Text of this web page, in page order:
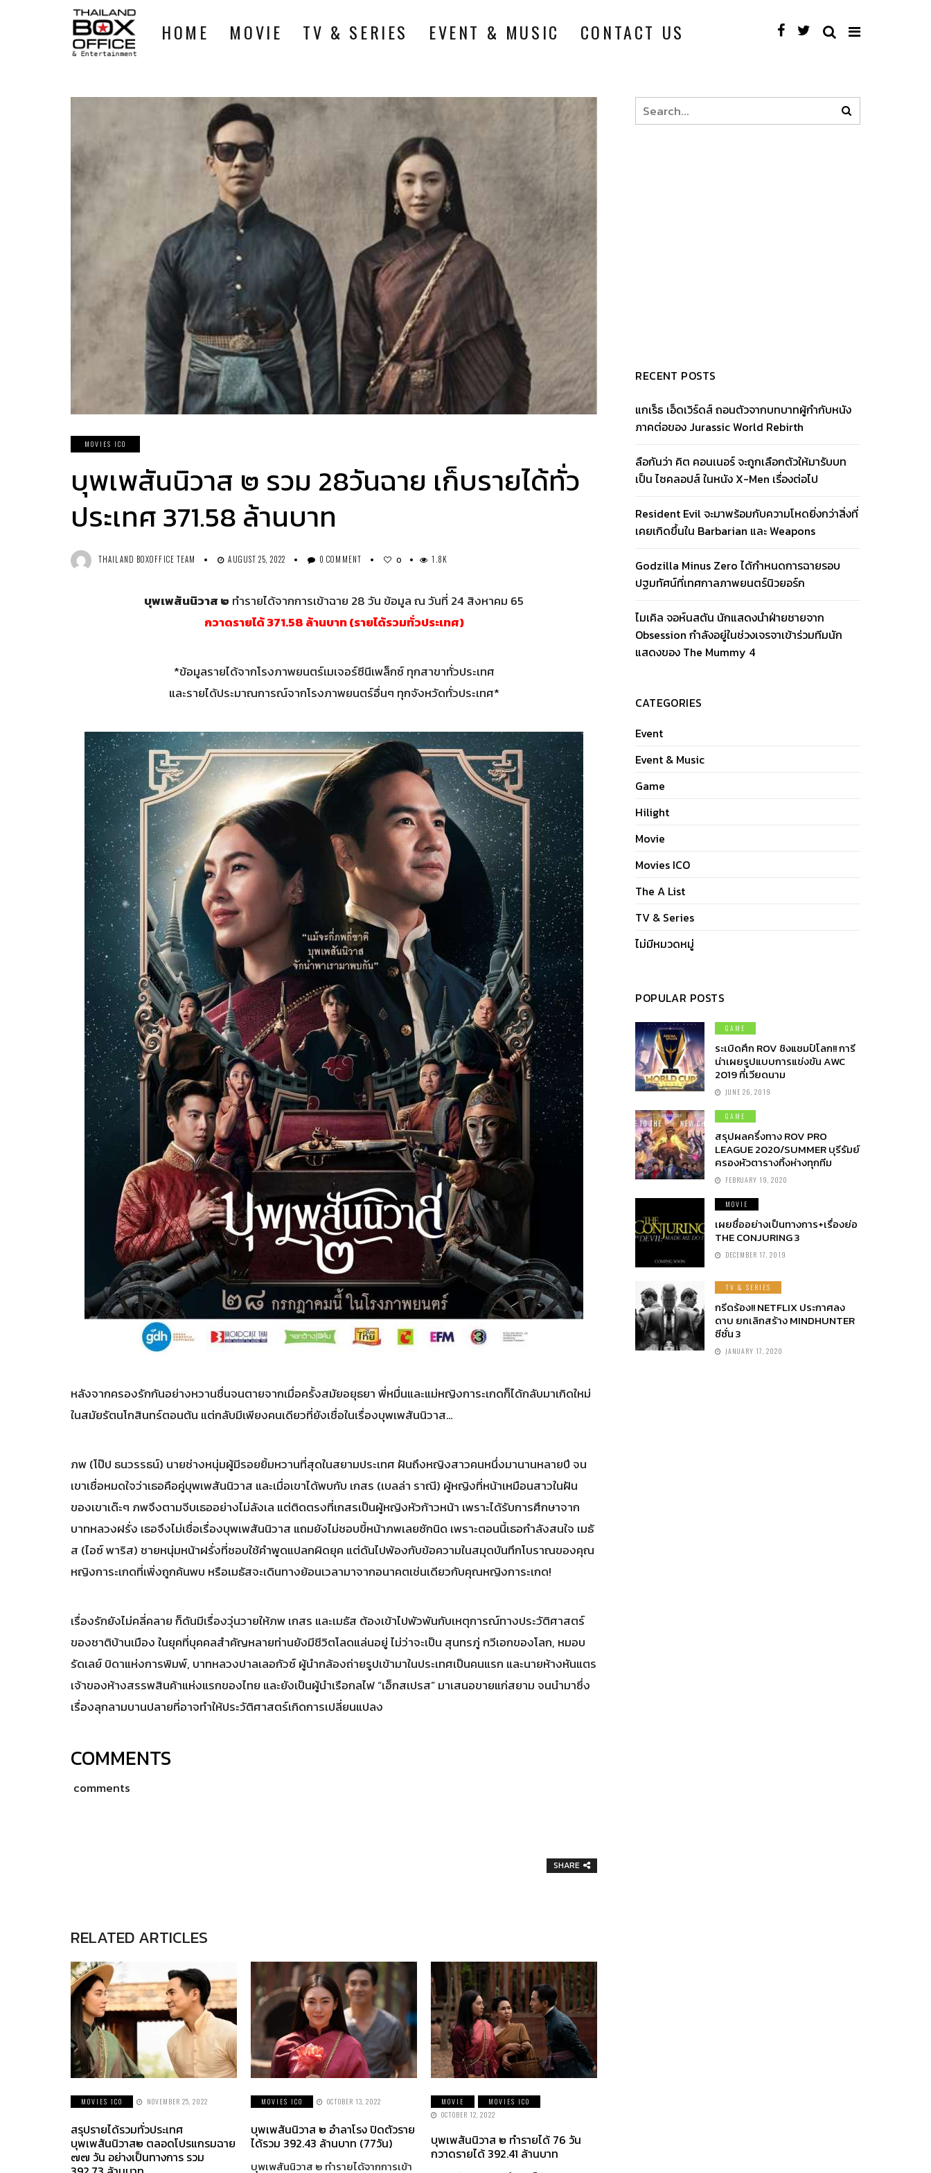
HOME MOVIE TV & SERIES EVENT & MUSIC CONTACT US
MOVIES ICO
บุพเพสันนิวาส ๒ รวม 28วันฉาย เก็บรายได้ทั่ว
ประเทศ 371.58 ล้านบาท
THAILAND BOXOFFICE TEAM AUGUST 25, 2022 0 COMMENT 0 1.8K
บุพเพสันนิวาส ๒ ทำรายได้จากการเข้าฉาย 28 วัน ข้อมูล ณ วันที่ 24 สิงหาคม 65
กวาดรายได้ 371.58 ล้านบาท (รายได้รวมทั่วประเทศ)
*ข้อมูลรายได้จากโรงภาพยนตร์เมเจอร์ซีนีเพล็กซ์ ทุกสาขาทั่วประเทศ
และรายได้ประมาณการณ์จากโรงภาพยนตร์อื่นๆ ทุกจังหวัดทั่วประเทศ*
หลังจากครองรักกันอย่างหวานชื่นจนตายจากเมื่อครั้งสมัยอยุธยา พี่หมื่นและแม่หญิงการะเกดก็ได้กลับมาเกิดใหม่
ในสมัยรัตนโกสินทร์ตอนต้น แต่กลับมีเพียงคนเดียวที่ยังเชื่อในเรื่องบุพเพสันนิวาส…
ภพ (โป๊ป ธนวรรธน์) นายช่างหนุ่มผู้มีรอยยิ้มหวานที่สุดในสยามประเทศ ฝันถึงหญิงสาวคนหนึ่งมานานหลายปี จน
เขาเชื่อหมดใจว่าเธอคือคู่บุพเพสันนิวาส และเมื่อเขาได้พบกับ เกสร (เบลล่า ราณี) ผู้หญิงที่หน้าเหมือนสาวในฝัน
ของเขาเด๊ะๆ ภพจึงตามจีบเธออย่างไม่ลังเล แต่ติดตรงที่เกสรเป็นผู้หญิงหัวก้าวหน้า เพราะได้รับการศึกษาจาก
บาทหลวงฝรั่ง เธอจึงไม่เชื่อเรื่องบุพเพสันนิวาส แถมยังไม่ชอบขี้หน้าภพเลยซักนิด เพราะตอนนี้เธอกำลังสนใจ เมธั
ส (ไอซ์ พาริส) ชายหนุ่มหน้าฝรั่งที่ชอบใช้คำพูดแปลกผิดยุค แต่ดันไปพ้องกับข้อความในสมุดบันทึกโบราณของคุณ
หญิงการะเกดที่เพิ่งถูกค้นพบ หรือเมธัสจะเดินทางย้อนเวลามาจากอนาคตเช่นเดียวกับคุณหญิงการะเกด!
เรื่องรักยังไม่คลี่คลาย ก็ดันมีเรื่องวุ่นวายให้ภพ เกสร และเมธัส ต้องเข้าไปพัวพันกับเหตุการณ์ทางประวัติศาสตร์
ของชาติบ้านเมือง ในยุคที่บุคคลสำคัญหลายท่านยังมีชีวิตโลดแล่นอยู่ ไม่ว่าจะเป็น สุนทรภู่ กวีเอกของโลก, หมอบ
รัดเลย์ บิดาแห่งการพิมพ์, บาทหลวงปาลเลอกัวซ์ ผู้นำกล้องถ่ายรูปเข้ามาในประเทศเป็นคนแรก และนายห้างหันแตร
เจ้าของห้างสรรพสินค้าแห่งแรกของไทย และยังเป็นผู้นำเรือกลไฟ “เอ็กสเปรส” มาเสนอขายแก่สยาม จนนำมาซึ่ง
เรื่องลุกลามบานปลายที่อาจทำให้ประวัติศาสตร์เกิดการเปลี่ยนแปลง
COMMENTS
comments
SHARE
RELATED ARTICLES
MOVIES ICO NOVEMBER 25, 2022
สรุปรายได้รวมทั่วประเทศ
บุพเพสันนิวาส๒ ตลอดโปรแกรมฉาย
๗๗ วัน อย่างเป็นทางการ รวม
MOVIES ICO OCTOBER 13, 2022
บุพเพสันนิวาส ๒ อำลาโรง ปิดตัวราย
ได้รวม 392.43 ล้านบาท (77วัน)
บุพเพสันนิวาส ๒ ทำรายได้จากการเข้า
MOVIE
MOVIES ICO
OCTOBER 12, 2022
บุพเพสันนิวาส ๒ ทำรายได้ 76 วัน
กวาดรายได้ 392.41 ล้านบาท
RECENT POSTS
แกเร็ธ เอ็ดเวิร์ดส์ ถอนตัวจากบทบาทผู้กำกับหนัง
ภาคต่อของ Jurassic World Rebirth
ลือกันว่า คิต คอนเนอร์ จะถูกเลือกตัวให้มารับบท
เป็น ไซคลอปส์ ในหนัง X-Men เรื่องต่อไป
Resident Evil จะมาพร้อมกับความโหดยิ่งกว่าสิ่งที่
เคยเกิดขึ้นใน Barbarian และ Weapons
Godzilla Minus Zero ได้กำหนดการฉายรอบ
ปฐมทัศน์ที่เทศกาลภาพยนตร์นิวยอร์ก
ไมเคิล จอห์นสตัน นักแสดงนำฝ่ายชายจาก
Obsession กำลังอยู่ในช่วงเจรจาเข้าร่วมทีมนัก
แสดงของ The Mummy 4
CATEGORIES
Event
Event & Music
Game
Hilight
Movie
Movies ICO
The A List
TV & Series
ไม่มีหมวดหมู่
POPULAR POSTS
GAME
ระเบิดศึก ROV ชิงแชมป์โลก!! การี
น่าเผยรูปแบบการแข่งขัน AWC
2019 ที่เวียดนาม
JUNE 26, 2019
GAME
สรุปผลครึ่งทาง ROV PRO
LEAGUE 2020/SUMMER บุรีรัมย์
ครองหัวตารางทิ้งห่างทุกทีม
FEBRUARY 19, 2020
MOVIE
เผยชื่ออย่างเป็นทางการ+เรื่องย่อ
THE CONJURING 3
DECEMBER 17, 2019
TV & SERIES
กรีดร้อง!! NETFLIX ประกาศลง
ดาบ ยกเลิกสร้าง MINDHUNTER
ซีซั่น 3
JANUARY 17, 2020